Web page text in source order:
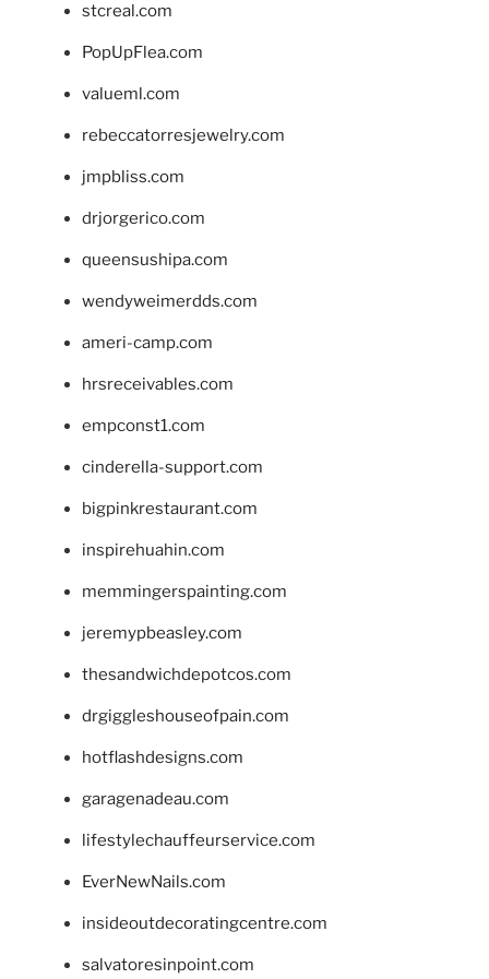
stcreal.com
PopUpFlea.com
valueml.com
rebeccatorresjewelry.com
jmpbliss.com
drjorgerico.com
queensushipa.com
wendyweimerdds.com
ameri-camp.com
hrsreceivables.com
empconst1.com
cinderella-support.com
bigpinkrestaurant.com
inspirehuahin.com
memmingerspainting.com
jeremypbeasley.com
thesandwichdepotcos.com
drgiggleshouseofpain.com
hotflashdesigns.com
garagenadeau.com
lifestylechauffeurservice.com
EverNewNails.com
insideoutdecoratingcentre.com
salvatoresinpoint.com